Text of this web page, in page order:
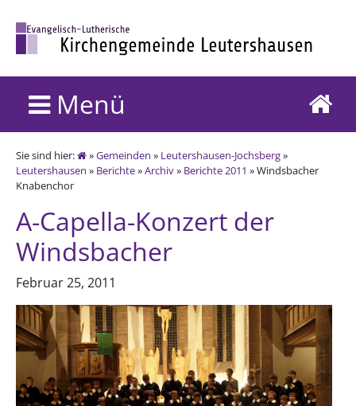
Menü
Sie sind hier: »Gemeinden » Leutershausen-Jochsberg»
Leutershausen » Berichte»Archiv» Berichte 2011 » Windsbacher
Knabenchor
A-Capella-Konzert der
Windsbacher
Februar 25, 2011